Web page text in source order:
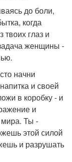
до боли,
когда
твоих глаз и
женщины -
начни
и своей
в коробку - и
и
мира. Ты -
этой силой
и разрушать